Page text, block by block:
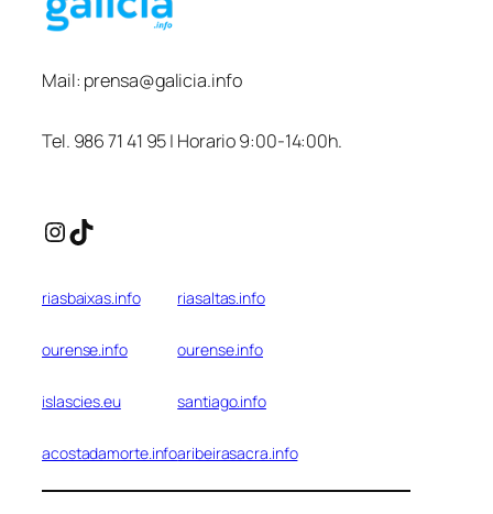
Mail: prensa@galicia.info
Tel. 986 71 41 95 | Horario 9:00-14:00h.
Instagram
TikTok
riasbaixas.info riasaltas.info
ourense.info ourense.info
islascies.eu santiago.info
acostadamorte.infoaribeirasacra.info